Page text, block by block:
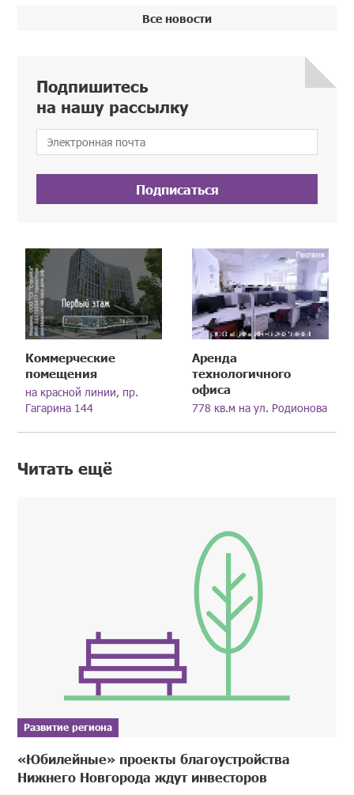
Все новости
Подпишитесь
на нашу рассылку
Подписаться
Коммерческие
помещения
на красной линии, пр.
Гагарина 144
Аренда
технологичного
офиса
778 кв.м на ул. Родионова
Читать ещё
Развитие региона
«Юбилейные» проекты благоустройства
Нижнего Новгорода ждут инвесторов